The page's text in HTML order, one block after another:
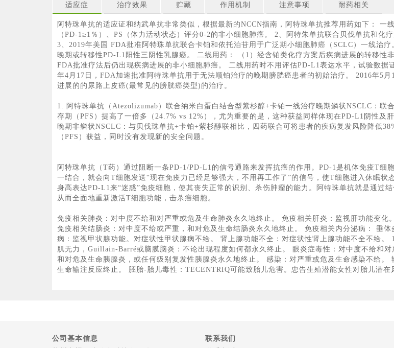
适应症 治疗效果 贮藏 作用机制 注意事项 耐药相关
阿特珠单抗的适应证和纳武单抗非常类似，根据最新的NCCN指南，阿特珠单抗推荐用药如下： 一
（PD-1≥1％）、PS（体力活动状态）评分0-2的非小细胞肺癌。 2、阿特朱单抗联合贝伐单抗和化
3、2019年美国 FDA批准阿特珠单抗联合卡铂和依托泊苷用于广泛期小细胞肺癌（SCLC）一线治
晚期或转移性PD-L1阳性三阴性乳腺癌。 二线用药： （1）经含铂类化疗方案后疾病进展的转移性
FDA批准疗法后仍出现疾病进展的非小细胞肺癌。 二线用药时不用评估PD-L1表达水平，试验数
年4月17日，FDA加速批准阿特珠单抗用于无法顺铂治疗的晚期膀胱癌患者的初始治疗。 2016年5
进展的的尿路上皮癌(最常见的膀胱癌类型)的治疗。
1. 阿特珠单抗（Atezolizumab）联合纳米白蛋白结合型紫杉醇+卡铂一线治疗晚期鳞状NSCLC：联
存期（PFS）提高了一倍多（24.7% vs 12%），尤为重要的是，这种获益同样体现在PD-L1阴性
晚期非鳞状NSCLC：与贝伐珠单抗+卡铂+紫杉醇联相比，四药联合可将患者的疾病复发风险降低
（PFS）获益，同时没有发现新的安全问题。
阿特珠单抗（T药）通过阻断一条PD-1/PD-L1的信号通路来发挥抗癌的作用。PD-1是机体免疫T细
一结合，就会向T细胞发送“现在免疫力已经足够强大，不用再工作了”的信号，使T细胞进入休眠
身高表达PD-L1来“迷惑”免疫细胞，使其丧失正常的识别、杀伤肿瘤的能力。阿特珠单抗就是通过
从而全面地重新激活T细胞功能，击杀癌细胞。
免疫相关肺炎：对中度不给和对严重或危及生命肺炎永久地终止。 免疫相关肝炎：监视肝功能变化
免疫相关结肠炎：对中度不给或严重，和对危及生命结肠炎永久地终止。 免疫相关内分泌病： 垂
病：监视甲状腺功能。对症状性甲状腺病不给。 肾上腺功能不全：对症状性肾上腺功能不全不给
肌无力，Guillain-Barré或脑膜脑炎：不论出现程度如何都永久终止。 眼炎症毒性：对中度不给和
和对危及生命胰腺炎，或任何级别复发性胰腺炎永久地终止。 感染：对严重或危及生命感染不给
生命输注反应终止。 胚胎-胎儿毒性：TECENTRIQ可能致胎儿危害。忠告生殖潜能女性对胎儿潜在
公司基本信息
联系我们